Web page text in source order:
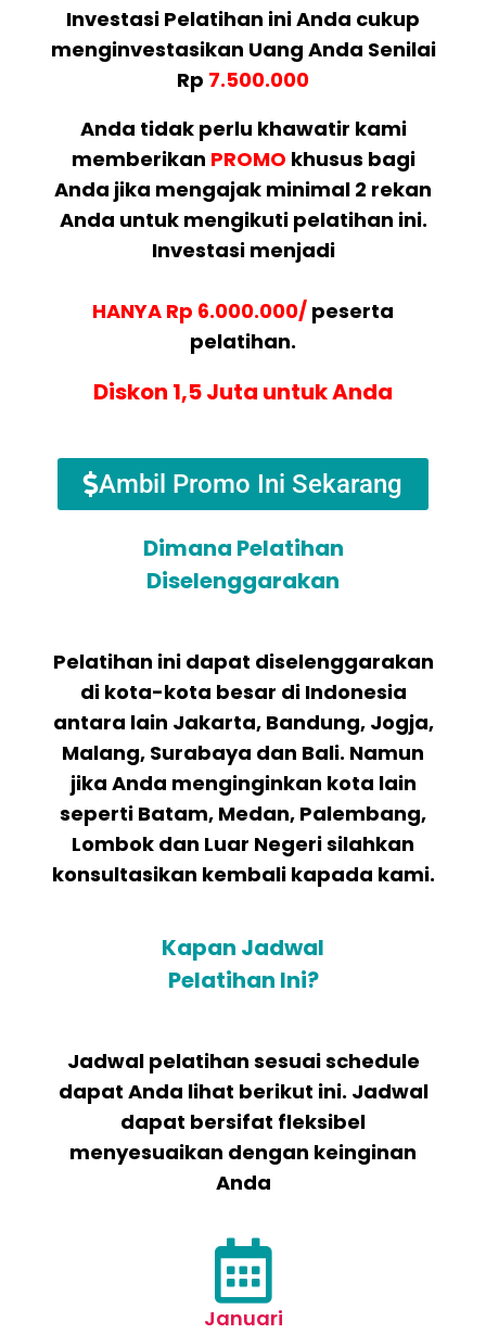
Investasi Pelatihan ini Anda cukup
menginvestasikan Uang Anda Senilai
Rp 7.500.000
Anda tidak perlu khawatir kami
memberikan PROMO khusus bagi
Anda jika mengajak minimal 2 rekan
Anda untuk mengikuti pelatihan ini.
Investasi menjadi
HANYA Rp 6.000.000/ peserta
pelatihan.
Diskon 1,5 Juta untuk Anda
Ambil Promo Ini Sekarang
Dimana Pelatihan
Diselenggarakan
Pelatihan ini dapat diselenggarakan
di kota-kota besar di Indonesia
antara lain Jakarta, Bandung, Jogja,
Malang, Surabaya dan Bali. Namun
jika Anda menginginkan kota lain
seperti Batam, Medan, Palembang,
Lombok dan Luar Negeri silahkan
konsultasikan kembali kapada kami.
Kapan Jadwal
Pelatihan Ini?
Jadwal pelatihan sesuai schedule
dapat Anda lihat berikut ini. Jadwal
dapat bersifat fleksibel
menyesuaikan dengan keinginan
Anda
Januari